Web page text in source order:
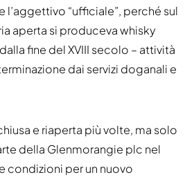
l’aggettivo “ufficiale”, perché sul
aperta si produceva whisky
fine del XVIII secolo – attività
dai servizi doganali e
e riaperta più volte, ma solo
della Glenmorangie plc nel
condizioni per un nuovo